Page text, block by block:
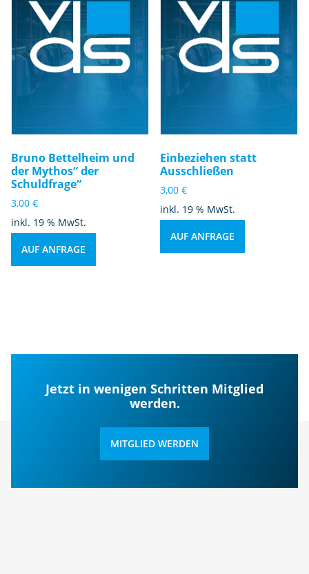
Bruno Bettelheim und
der Mythos“ der
Schuldfrage“
3,00 €
inkl. 19 % MwSt.
AUF ANFRAGE
Einbeziehen statt
Ausschließen
3,00€
inkl. 19 % MwSt.
AUF ANFRAGE
Jetzt in wenigen Schritten Mitglied
werden.
MITGLIED WERDEN